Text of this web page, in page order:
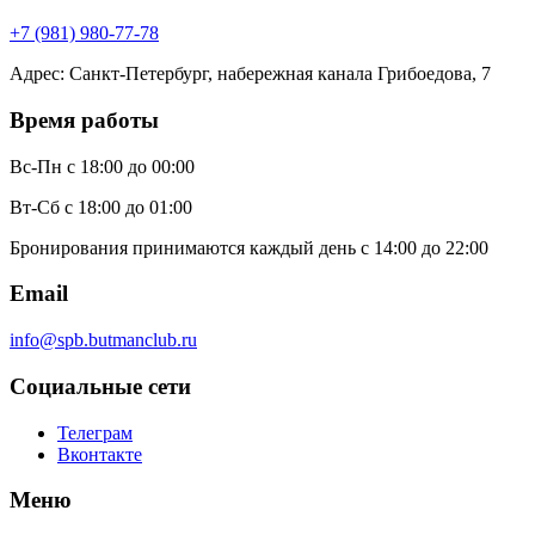
+7 (981) 980-77-78
Адрес: Санкт-Петербург, набережная канала Грибоедова, 7
Время работы
Вс-Пн с 18:00 до 00:00
Вт-Сб с 18:00 до 01:00
Бронирования принимаются каждый день с 14:00 до 22:00
Email
info@spb.butmanclub.ru
Социальные сети
Телеграм
Вконтакте
Меню